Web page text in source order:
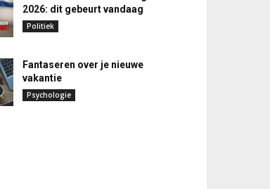
2026: dit gebeurt vandaag
Politiek
Fantaseren over je nieuwe
vakantie
Psychologie